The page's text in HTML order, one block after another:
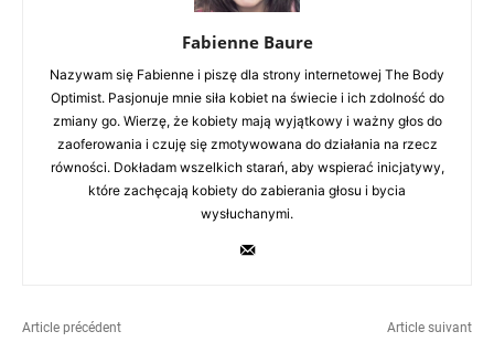
Fabienne Baure
Nazywam się Fabienne i piszę dla strony internetowej The Body
Optimist. Pasjonuje mnie siła kobiet na świecie i ich zdolność do
zmiany go. Wierzę, że kobiety mają wyjątkowy i ważny głos do
zaoferowania i czuję się zmotywowana do działania na rzecz
równości. Dokładam wszelkich starań, aby wspierać inicjatywy,
które zachęcają kobiety do zabierania głosu i bycia
wysłuchanymi.
Article précédent Article suivant